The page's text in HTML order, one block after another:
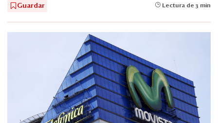
Guardar Lectura de 3 min